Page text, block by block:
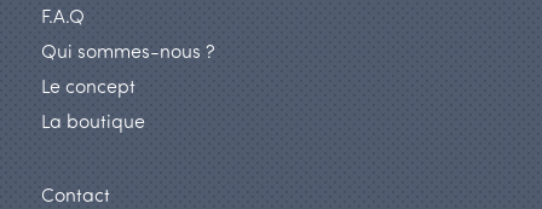
F.A.Q
Qui sommes-nous ?
Le concept
La boutique
Contact